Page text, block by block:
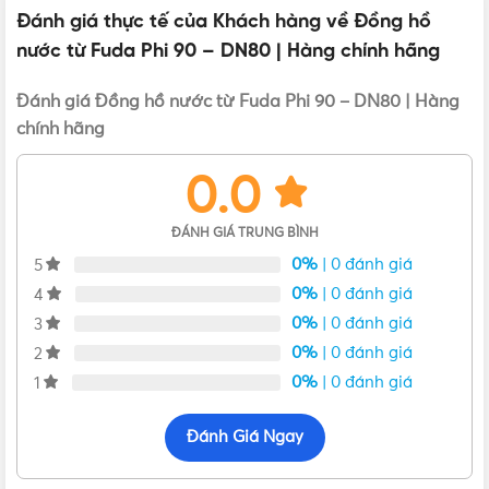
Đồng hồ đo nước Fuda phi 90 có mã LXSG-80E được nhập
Thiết bị được làm từ vật liệu gang cao cấp, thiết kế nhỏ gọn
dễ lắp đặt mà không tốn nhiều diện tích.
Đánh giá thực tế của Khách hàng về Đồng hồ
nước từ Fuda Phi 90 – DN80 | Hàng chính hãng
Đánh giá Đồng hồ nước từ Fuda Phi 90 – DN80 | Hàng
chính hãng
0.0
ĐÁNH GIÁ TRUNG BÌNH
5 0% | 0 đánh giá
4
0% | 0 đánh giá
3
0% | 0 đánh giá
2
0% | 0 đánh giá
1
0% | 0 đánh giá
Đánh Giá Ngay